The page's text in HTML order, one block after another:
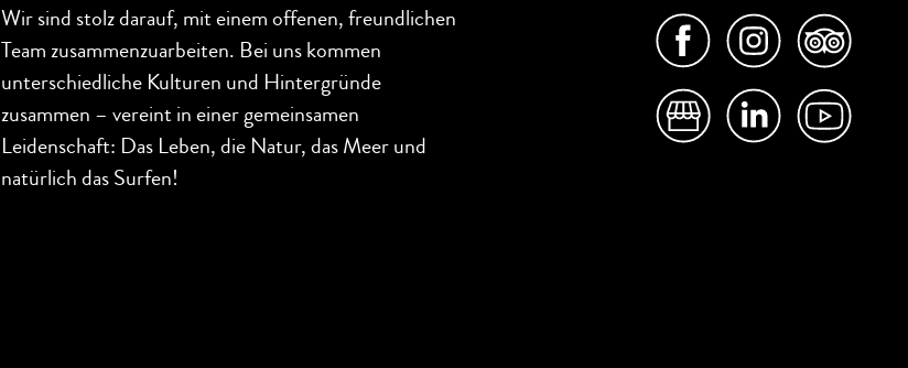
Wir sind stolz darauf, mit einem offenen, freundlichen
Team zusammenzuarbeiten. Bei uns kommen
unterschiedliche Kulturen und Hintergründe
zusammen – vereint in einer gemeinsamen
Leidenschaft: Das Leben, die Natur, das Meer und
natürlich das Surfen!